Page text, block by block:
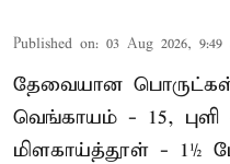
Published on: 03 Aug 2026, 9:49
தேவையான
வெங்காயம் - 15, புளி
மிளகாய்த்தூள் - 1½